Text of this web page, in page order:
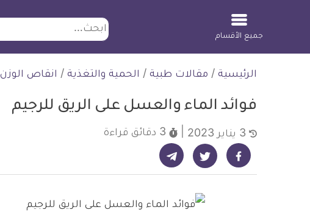
ابحث
جميع الأقسام
الرئيسية / مقالات طبية / الحمية والتغذية / انقاص الوزن
فوائد الماء والعسل على الريق للرجيم
3 دقائق قراءة
شارك على فيسبوك - ديلي ميديكال انفو شارك على تويتر - ديلي ميديكال انفو شارك على تيليجرام - ديلي ميديكال انفو